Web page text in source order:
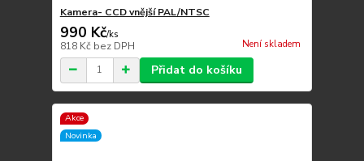
Kamera- CCD vnější PAL/NTSC
990 Kč/ks
818 Kč bez DPH Není skladem
Přidat do košíku
Akce
Novinka